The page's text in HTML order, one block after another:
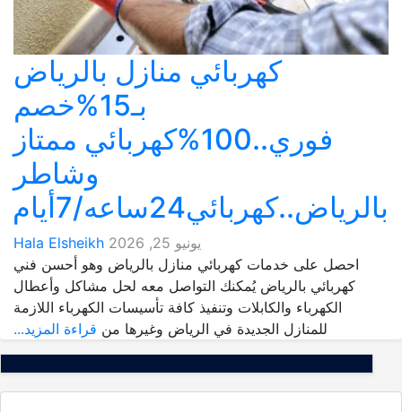
كهربائي منازل بالرياض
بـ15%خصم
فوري..100%كهربائي ممتاز
وشاطر
بالرياض..كهربائي24ساعه/7أيام
يونيو 25, 2026
Hala Elsheikh
احصل على خدمات كهربائي منازل بالرياض وهو أحسن فني
كهربائي بالرياض يُمكنك التواصل معه لحل مشاكل وأعطال
الكهرباء والكابلات وتنفيذ كافة تأسيسات الكهرباء اللازمة
للمنازل الجديدة في الرياض وغيرها من قراءة المزيد...